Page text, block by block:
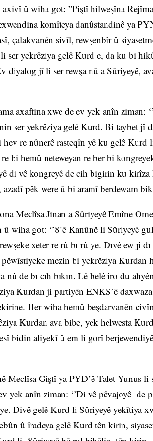
û wiha got: ”Piştî hilweşîna
komîteya danûstandinê ya
çalakvanên sivîl, rewşenbîr û
ser yekrêziya gelê Kurd e, da ku bi
diyalog jî li ser rewşa nû a Sûriyeyê,
axaftina xwe de ev yek anîn ziman:
ser yekrêziya gelê Kurd. Bi taybet jî
re nûnerê rasteqîn yê ku gelê Kurd
bi hemû neteweyan re ber bi
di vê kongreyê de cih bigirin ku kirîza
pêk were û bi aramî berdewam
Meclîsa Jinan a Sûriyeyê Emîne
wiha got: ‘’8’ê Kanûnê li Sûriyeyê
xeter re rû bi rû ye. Divê ew jî
mezin bi yekrêziya Kurdan
nû de bi cih bikin. Lê belê îro du
Kurdan ji partiyên ENKS’ê
Her wiha hemû beşdarvanên
Kurdan ava bibe, yek helwesta
bidin aliyekî û em li gorî
Meclîsa Giştî ya PYD’ê Talet Yunus
yek anîn ziman: ‘’Di vê pêvajoyê de
Divê gelê Kurd li Sûriyeyê yekîtiya
û îradeya gelê Kurd tên kirin,